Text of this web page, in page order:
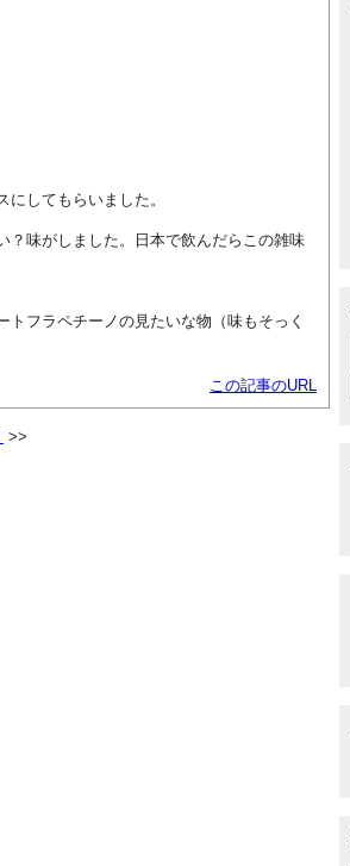
してもらいました。
？味がしました。日本で飲んだらこの雑味
フラペチーノの見たいな物（味もそっく
この記事のURL